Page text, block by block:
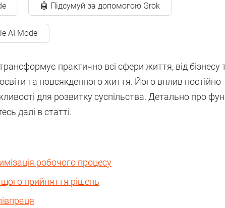
🤖 Підсумуй за допомогою Grok
AI Mode
практично всі сфери життя, від бізнесу
та повсякденного життя. Його вплив постійно
для розвитку суспільства. Детально про
далі в статті.
робочого процесу
прийняття рішень